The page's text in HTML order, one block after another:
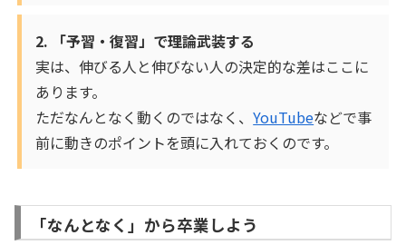
2. 「予習・復習」で理論武装する
実は、伸びる人と伸びない人の決定的な差はここに
あります。
ただなんとなく動くのではなく、YouTubeなどで事
前に動きのポイントを頭に入れておくのです。
「なんとなく」から卒業しよう